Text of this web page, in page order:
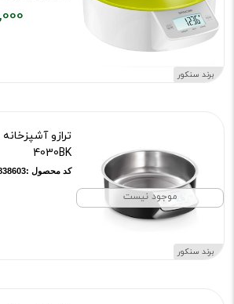
برند سنکور
موجود نیست
برند سنکور
4030BK
کد محصول :11838603